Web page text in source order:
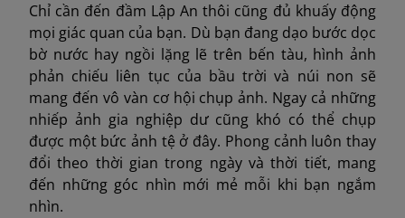
Chỉ cần đến đầm Lập An thôi cũng đủ khuấy động
mọi giác quan của bạn. Dù bạn đang dạo bước dọc
bờ nước hay ngồi lặng lẽ trên bến tàu, hình ảnh
phản chiếu liên tục của bầu trời và núi non sẽ
mang đến vô vàn cơ hội chụp ảnh. Ngay cả những
nhiếp ảnh gia nghiệp dư cũng khó có thể chụp
được một bức ảnh tệ ở đây. Phong cảnh luôn thay
đổi theo thời gian trong ngày và thời tiết, mang
đến những góc nhìn mới mẻ mỗi khi bạn ngắm
nhìn.